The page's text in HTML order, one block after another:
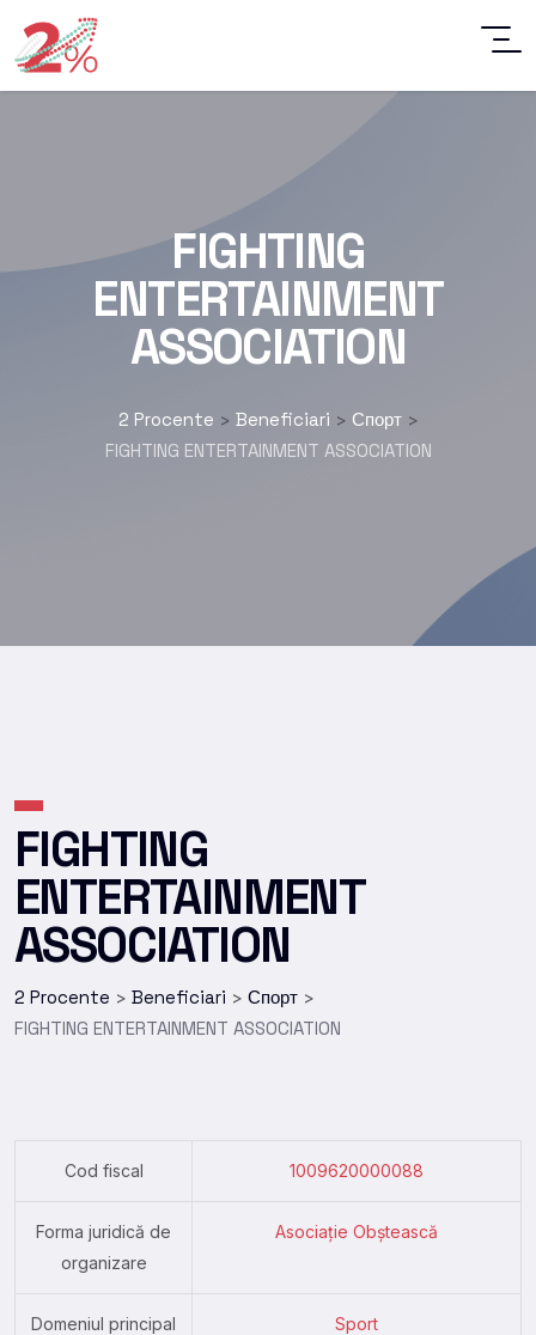
FIGHTING
ENTERTAINMENT
ASSOCIATION
2 Procente > Beneficiari > Спорт>
FIGHTING ENTERTAINMENT ASSOCIATION
FIGHTING
ENTERTAINMENT
ASSOCIATION
2 Procente > Beneficiari > Спорт >
FIGHTING ENTERTAINMENT ASSOCIATION
Cod fiscal 1009620000088
Forma juridică de
organizare
Asociație Obștească
Domeniul principal
Sport